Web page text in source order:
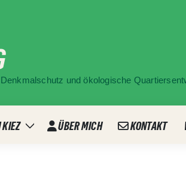
und ökologische
KIEZ
Zeige
ÜBER MICH KONTAKT